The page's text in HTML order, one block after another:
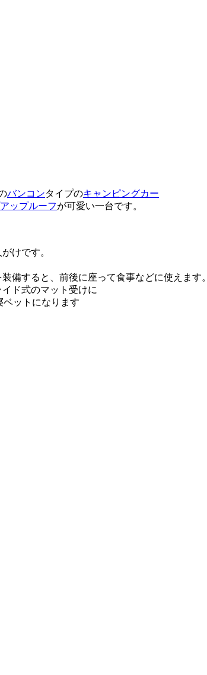
バンコンタイプのキャンピングカー
ップルーフが可愛い一台です。
けです。
備すると、前後に座って食事などに使えます。
ド式のマット受けに
ベットになります